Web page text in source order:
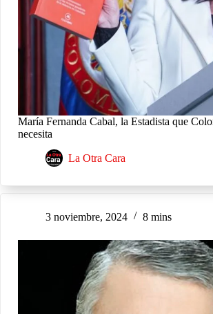
María Fernanda Cabal, la Estadista que
necesita
La Otra Cara
3 noviembre, 2024 8 mins